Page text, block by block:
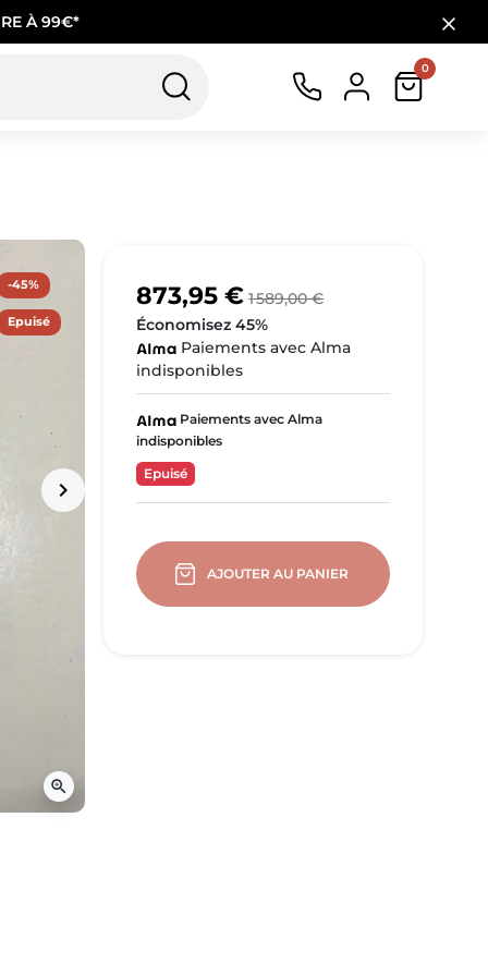
À 99€*
0
-45%
Epuisé
Suivant
keyboard_arrow_right
zoom_in
873,95 € 1 589,00 €
Économisez 45%
Paiements avec Alma
indisponibles
Paiements avec Alma
indisponibles
Epuisé
AJOUTER AU PANIER